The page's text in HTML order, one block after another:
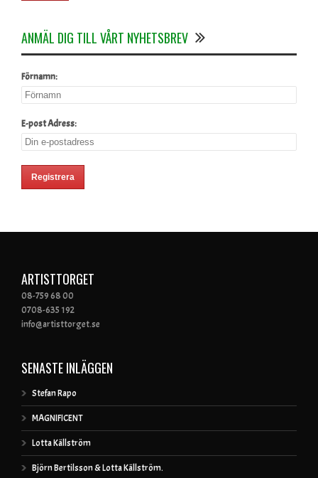
ANMÄL DIG TILL VÅRT NYHETSBREV
Förnamn:
E-post Adress:
ARTISTTORGET
08-759 68 00
0708-635 192
info@artisttorget.se
SENASTE INLÄGGEN
Stefan Rapo
MAGNIFICENT
Lotta Källström
Björn Bertilsson & Lotta Källström.